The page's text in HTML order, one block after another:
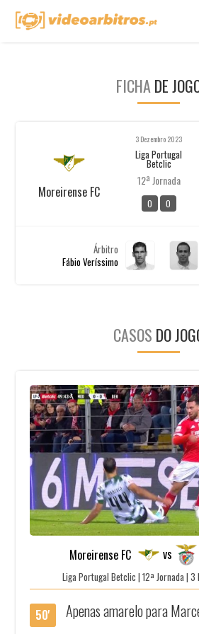
FICHA DE
Moreirense FC
3 Dezembro 2023
Liga Portugal
Betclic
12ª Jornada
0 0
Árbitro
Fábio Veríssimo
CASOS DO
Moreirense FC vs
Liga Portugal Betclic | 12ª Jornada |
50' Apenas amarelo para